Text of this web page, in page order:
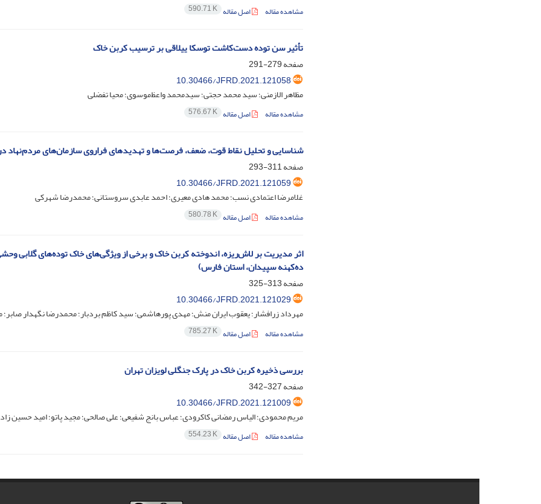
مشاهده مقاله اصل مقاله 590.71 K
تأثیر سن توده دست‌کاشت توسکا ییلاقی بر ترسیب کربن خاک
صفحه279-291
10.30466/JFRD.2021.121058
مظاهر الازمنی؛ سید محمد حجتی؛ سیدمحمد واعظ‌موسوی؛ محیا تفضلی
مشاهده مقاله اصل مقاله 576.67 K
شناسایی و تحلیل نقاط قوت، ضعف، فرصت‌ها و تهدیدهای فراروی سازمان‌های مردم‌نهاد
صفحه311-293
10.30466/JFRD.2021.121059
غلامرضا اعتمادی نسب؛ محمد هادی معیری؛ احمد عابدی سروستانی؛ محمدرضا شهرکی
مشاهده مقاله اصل مقاله 580.78 K
ده‌کهنه سپیدان، استان فارس)‏
صفحه313-325
10.30466/JFRD.2021.121029
مهرداد زرافشار؛ یعقوب ایران منش؛ مهدی پورهاشمی؛ سید کاظم بردبار؛ محمدرضا نگهدار
مشاهده مقاله اصل مقاله 785.27 K
بررسی ذخیره کربن خاک در پارک جنگلی لویزان تهران
صفحه327-342
10.30466/JFRD.2021.121009
مریم محمودی؛ الیاس رمضانی کاکرودی؛ عباس بانج شفیعی؛ علی صالحی؛ مجید پاتو؛ امید حسین
مشاهده مقاله اصل مقاله 554.23 K